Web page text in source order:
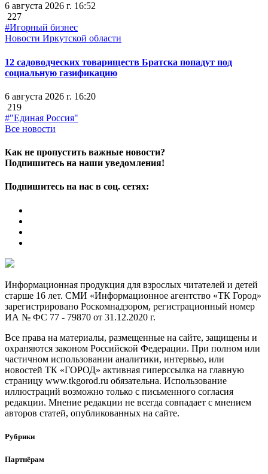
6 августа 2026 г. 16:52
227
#Игорный бизнес
Новости Иркутской области
12 садоводческих товариществ Братска попадут под
социальную газификацию
6 августа 2026 г. 16:20
219
#"Единая Россия"
Все новости
Как не пропустить важные новости?
Подпишитесь на наши уведомления!
Подпишитесь на нас в соц. сетях:
Информационная продукция для взрослых читателей и детей
старше 16 лет. СМИ «Информационное агентство «ТК Город»
зарегистрировано Роскомнадзором, регистрационный номер
ИА № ФС 77 - 79870 от 31.12.2020 г.
Все права на материалы, размещенные на сайте, защищены и
охраняются законом Российской Федерации. При полном или
частичном использовании аналитики, интервью, или
новостей ТК «ГОРОД» активная гиперссылка на главную
страницу www.tkgorod.ru обязательна. Использование
иллюстраций возможно только с письменного согласия
редакции. Мнение редакции не всегда совпадает с мнением
авторов статей, опубликованных на сайте.
Рубрики
Партнёрам